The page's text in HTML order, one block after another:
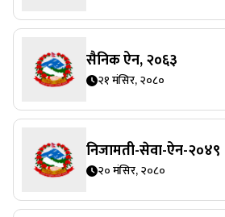
सैनिक ऐन, २०६३
२१ मंसिर, २०८०
निजामती-सेवा-ऐन-२०४९
२० मंसिर, २०८०